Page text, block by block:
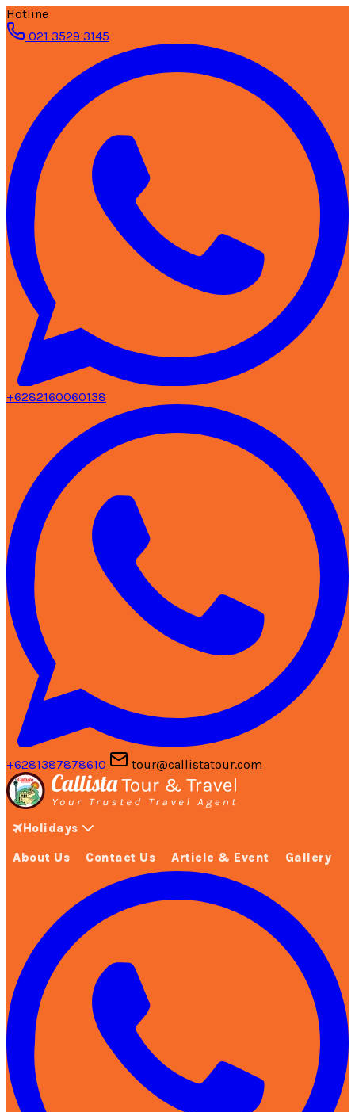
Hotline
021 3529 3145
+6282160060138
+6281387878610 tour@callistatour.com
Holidays
About Us Contact Us Article & Event Gallery